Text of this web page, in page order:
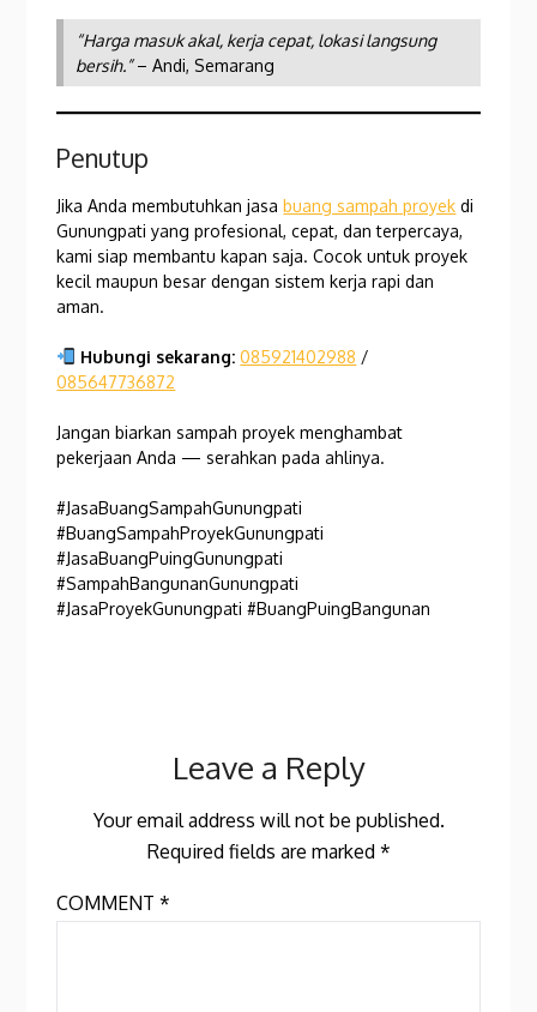
“Harga masuk akal, kerja cepat, lokasi langsung
bersih.”– Andi, Semarang
Penutup
Jika Anda membutuhkan jasabuang sampah proyek di
Gunungpati yang profesional, cepat, dan terpercaya,
kami siap membantu kapan saja. Cocok untuk proyek
kecil maupun besar dengan sistem kerja rapi dan
aman.
Hubungi sekarang: 085921402988 /
085647736872
Jangan biarkan sampah proyek menghambat
pekerjaan Anda — serahkan pada ahlinya.
#JasaBuangSampahGunungpati
#BuangSampahProyekGunungpati
#JasaBuangPuingGunungpati
#SampahBangunanGunungpati
#JasaProyekGunungpati #BuangPuingBangunan
Leave a Reply
Your email address will not be published.
Required fields are marked *
COMMENT*